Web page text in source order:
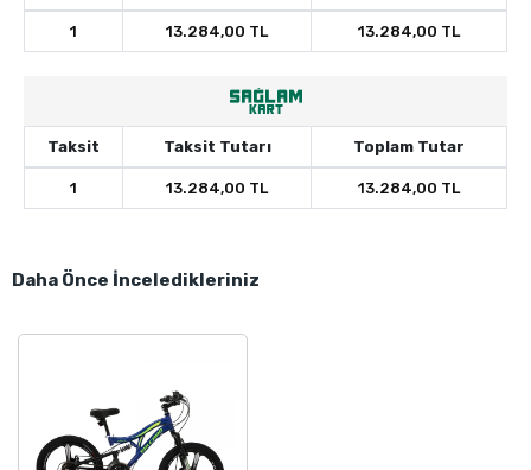
1 13.284,00 TL 13.284,00 TL
Taksit Taksit Tutarı Toplam Tutar
1 13.284,00 TL 13.284,00 TL
Daha Önce İnceledikleriniz